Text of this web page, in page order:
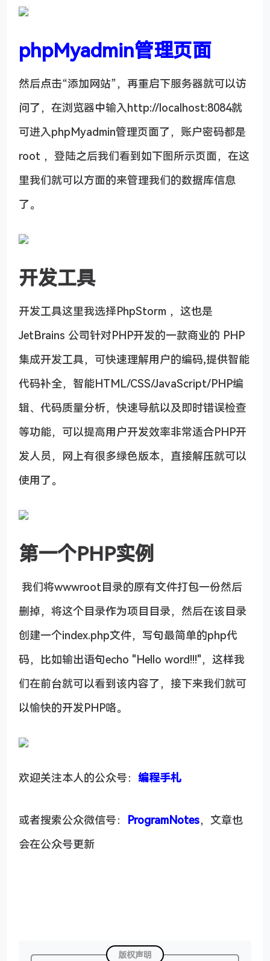
phpMyadmin管理页面
然后点击“添加网站”，再重启下服务器就可以访
问了，在浏览器中输入http://localhost:8084就
可进入phpMyadmin管理页面了，账户密码都是
root ，登陆之后我们看到如下图所示页面，在这
里我们就可以方面的来管理我们的数据库信息
了。
开发工具
开发工具这里我选择PhpStorm ，这也是
JetBrains 公司针对PHP开发的一款商业的 PHP
集成开发工具，可快速理解用户的编码,提供智能
代码补全，智能HTML/CSS/JavaScript/PHP编
辑、代码质量分析，快速导航以及即时错误检查
等功能，可以提高用户开发效率非常适合PHP开
发人员，网上有很多绿色版本，直接解压就可以
使用了。
第一个PHP实例
​ 我们将wwwroot目录的原有文件打包一份然后
删掉，将这个目录作为项目目录，然后在该目录
创建一个index.php文件，写句最简单的php代
码，比如输出语句echo "Hello word!!!"，这样我
们在前台就可以看到该内容了，接下来我们就可
以愉快的开发PHP咯。
欢迎关注本人的公众号： 编程手札
或者搜索公众微信号： ProgramNotes，文章也
会在公众号更新
版权声明